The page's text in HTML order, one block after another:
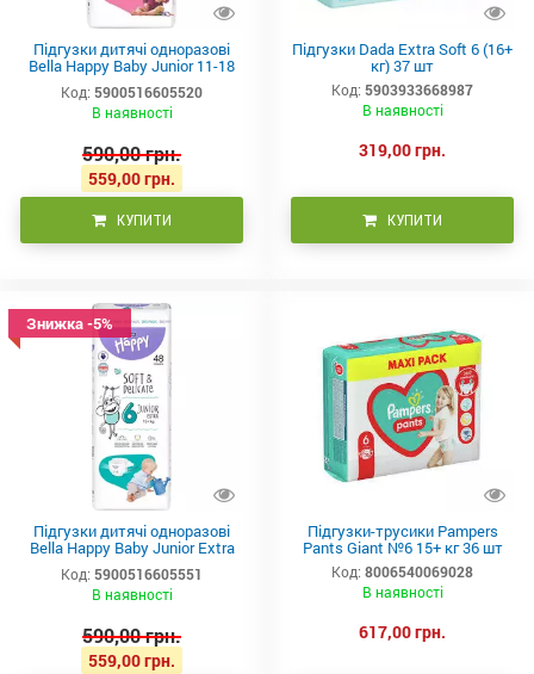
Підгузки дитячі одноразові
Bella Happy Baby Junior 11-18
кг 52 шт
Код: 5900516605520
В наявності
590,00 грн.
559,00 грн.
КУПИТИ
Підгузки Dada Extra Soft 6 (16+
кг) 37 шт
Код: 5903933668987
В наявності
319,00 грн.
КУПИТИ
Знижка -5%
Підгузки дитячі одноразові
Bella Happy Baby Junior Extra
15+ 48 шт
Код: 5900516605551
В наявності
590,00 грн.
559,00 грн.
Підгузки-трусики Pampers
Pants Giant №6 15+ кг 36 шт
Код: 8006540069028
В наявності
617,00 грн.